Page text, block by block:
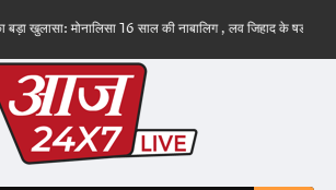
मोनालिसा 16 साल की नाबालिग , लव जिहाद के षडयंत्र का बनाया